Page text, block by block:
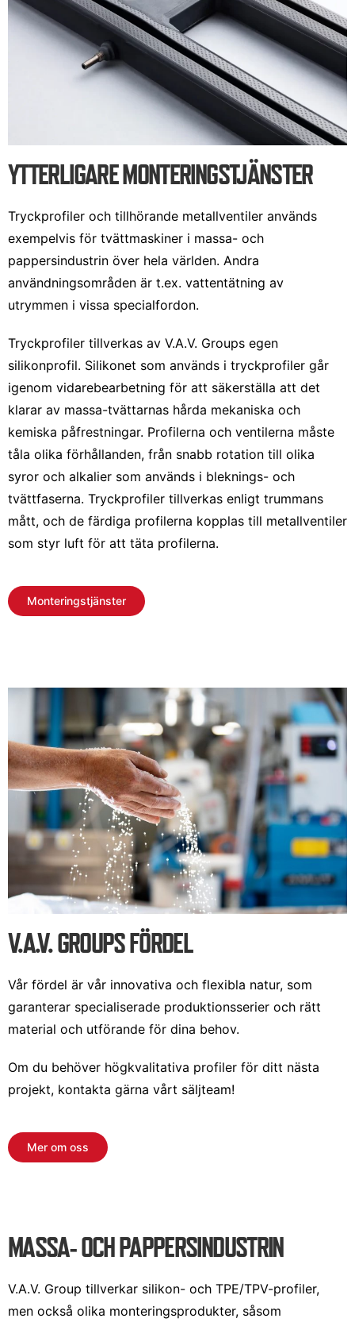
YTTERLIGARE MONTERINGSTJÄNSTER
Tryckprofiler och tillhörande metallventiler används
exempelvis för tvättmaskiner i massa- och
pappersindustrin över hela världen. Andra
användningsområden är t.ex. vattentätning av
utrymmen i vissa specialfordon.
Tryckprofiler tillverkas av V.A.V. Groups egen
silikonprofil. Silikonet som används i tryckprofiler går
igenom vidarebearbetning för att säkerställa att det
klarar av massa-tvättarnas hårda mekaniska och
kemiska påfrestningar. Profilerna och ventilerna måste
tåla olika förhållanden, från snabb rotation till olika
syror och alkalier som används i bleknings- och
tvättfaserna. Tryckprofiler tillverkas enligt trummans
mått, och de färdiga profilerna kopplas till metallventiler
som styr luft för att täta profilerna.
Monteringstjänster
V.A.V. GROUPS FÖRDEL
Vår fördel är vår innovativa och flexibla natur, som
garanterar specialiserade produktionsserier och rätt
material och utförande för dina behov.
Om du behöver högkvalitativa profiler för ditt nästa
projekt, kontakta gärna vårt säljteam!
Mer om oss
MASSA- OCH PAPPERSINDUSTRIN
V.A.V. Group tillverkar silikon- och TPE/TPV-profiler,
men också olika monteringsprodukter, såsom